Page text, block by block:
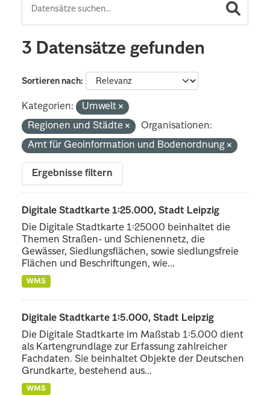
3 Datensätze gefunden
Sortieren nach
Kategorien:
Umwelt
Regionen und Städte
Organisationen:
Amt für Geoinformation und Bodenordnung
Ergebnisse filtern
Digitale Stadtkarte 1:25.000, Stadt Leipzig
Die Digitale Stadtkarte 1:25000 beinhaltet die
Themen Straßen- und Schienennetz, die
Gewässer, Siedlungsflächen, sowie siedlungsfreie
Flächen und Beschriftungen, wie...
WMS
Digitale Stadtkarte 1:5.000, Stadt Leipzig
Die Digitale Stadtkarte im Maßstab 1:5.000 dient
als Kartengrundlage zur Erfassung zahlreicher
Fachdaten. Sie beinhaltet Objekte der Deutschen
Grundkarte, bestehend aus...
WMS